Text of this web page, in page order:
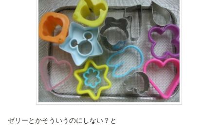
ゼリーとかそういうのにしない？と